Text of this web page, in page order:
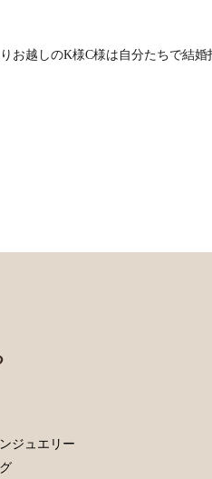
お越しのK様C様は自分たちで結
ジュエリー